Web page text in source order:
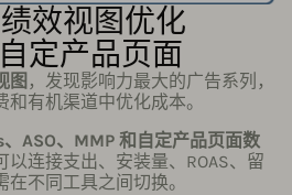
效视图优化
定产品页面
图 ，发现影响力最大的广告系列，
有机渠道中优化成本。
ASO、MMP 和自定产品页面数
连接支出、安装量、ROAS、留
不同工具之间切换。